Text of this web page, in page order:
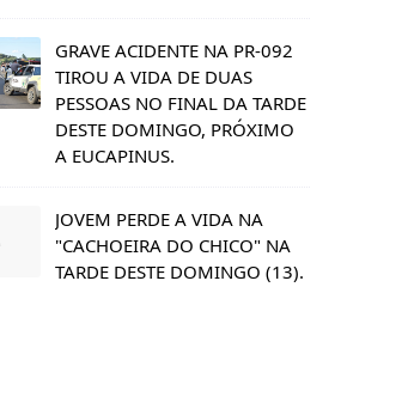
GRAVE ACIDENTE NA PR-092
TIROU A VIDA DE DUAS
PESSOAS NO FINAL DA TARDE
DESTE DOMINGO, PRÓXIMO
A EUCAPINUS.
JOVEM PERDE A VIDA NA
"CACHOEIRA DO CHICO" NA
TARDE DESTE DOMINGO (13).